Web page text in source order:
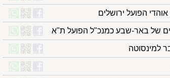
הפועל ירושלים
של באר-שבע כמנכ"ל הפועל ת"א
למינסוטה